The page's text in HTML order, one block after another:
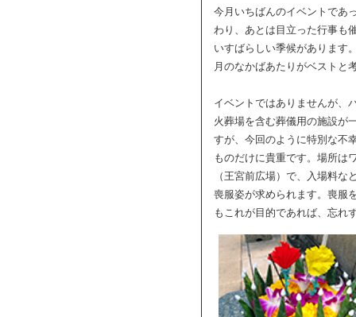
今月いちばんのイベントであ
わり、あとは目立った行事も
いすばらしい季候があります
月のなかばあたりがベストと
イベントではありませんが、
火葬場を含む葬儀用の施設が
すが、今回のように特別な不
ものだけに貴重です。場所は
（王宮前広場）で、入場料
喪服姿が求められます。喪服
もこれが目的であれば、忘れ